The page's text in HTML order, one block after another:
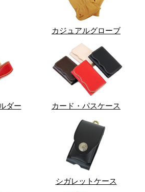
カジュアルグローブ
ダー カード・パスケース
シガレットケース